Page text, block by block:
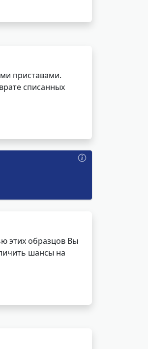
приставами.
списанных
этих образцов Вы
шансы на